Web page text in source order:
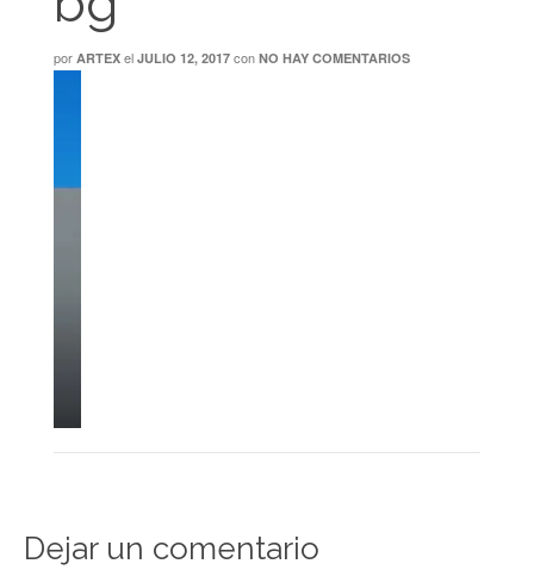
por ARTEX el JULIO 12, 2017 con NO HAY COMENTARIOS
Dejar un comentario